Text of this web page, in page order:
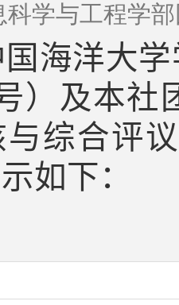
学与工程学
海洋大
）及本社
综合评
如下：